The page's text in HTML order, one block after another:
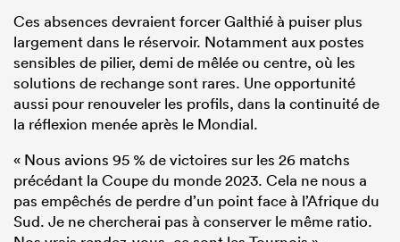
Ces absences devraient forcer Galthié à puiser plus
largement dans le réservoir. Notamment aux postes
sensibles de pilier, demi de mêlée ou centre, où les
solutions de rechange sont rares. Une opportunité
aussi pour renouveler les profils, dans la continuité de
la réflexion menée après le Mondial.
« Nous avions 95 % de victoires sur les 26 matchs
précédant la Coupe du monde 2023. Cela ne nous a
pas empêchés de perdre d’un point face à l’Afrique du
Sud. Je ne chercherai pas à conserver le même ratio.